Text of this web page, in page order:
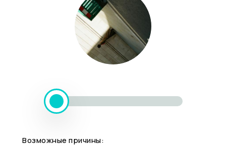
Возможные причины: